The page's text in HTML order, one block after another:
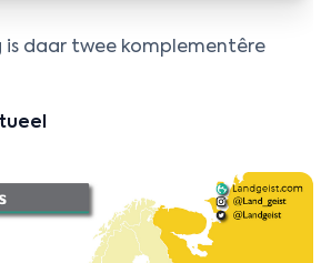
is daar twee komplementêre